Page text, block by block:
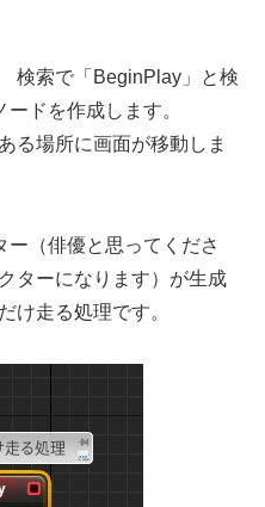
索で「BeginPlay」と検
ドを作成します。
る場所に画面が移動しま
（俳優と思ってくださ
ターになります）が生成
け走る処理です。